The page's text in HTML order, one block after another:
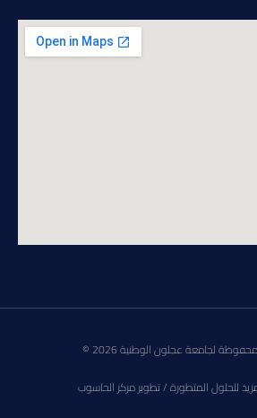
لجامعة عجلون الوطنية 2026 ©
للحلول المتطورة / تطوير مركز الحاسوب